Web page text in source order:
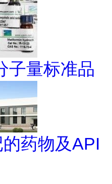
子量标准品
药物及API